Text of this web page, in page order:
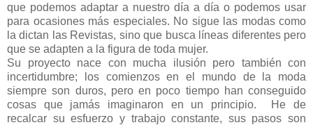
que podemos adaptar a nuestro día a día o podemos usar
para ocasiones más especiales. No sigue las modas como
la dictan las Revistas, sino que busca líneas diferentes pero
que se adapten a la figura de toda mujer.
Su proyecto nace con mucha ilusión pero también con
incertidumbre; los comienzos en el mundo de la moda
siempre son duros, pero en poco tiempo han conseguido
cosas que jamás imaginaron en un principio. He de
recalcar su esfuerzo y trabajo constante, sus pasos son